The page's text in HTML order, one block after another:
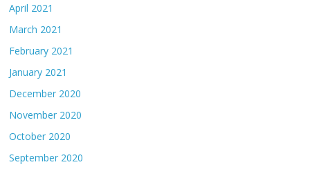
April 2021
March 2021
February 2021
January 2021
December 2020
November 2020
October 2020
September 2020